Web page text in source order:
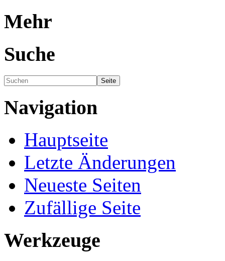
Mehr
Suche
Navigation
Hauptseite
Letzte Änderungen
Neueste Seiten
Zufällige Seite
Werkzeuge